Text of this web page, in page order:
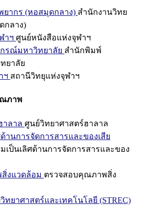
ยากร (หอสมุดกลาง) สำนักงานวิทย
กลาง)
าฯ ศูนย์หนังสือแห่งจุฬาฯ
รณ์มหาวิทยาลัย สำนักพิมพ์
ยาลัย
ฯ สถานีวิทยุแห่งจุฬาฯ
ณภาพ
าลาล ศูนย์วิทยาศาสตร์ฮาลาล
านการจัดการสารและของเสีย
เป็นเลิศด้านการจัดการสารและของ
งแวดล้อม ตรวจสอบคุณภาพสิ่ง
ทยาศาสตร์และเทคโนโลยี (STREC)